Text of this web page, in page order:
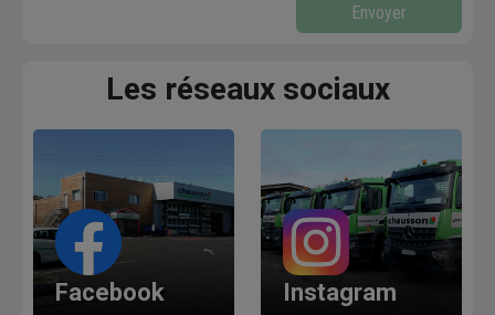
Envoyer
Les réseaux sociaux
Facebook Instagram